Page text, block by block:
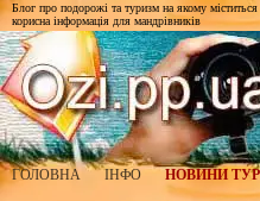
Блог про подорожі та туризм на якому міститься
корисна інформація для мандрівників
ГОЛОВНА ІНФО НОВИНИ